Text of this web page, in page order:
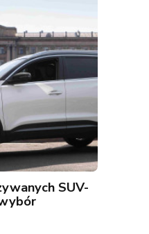
SUV-